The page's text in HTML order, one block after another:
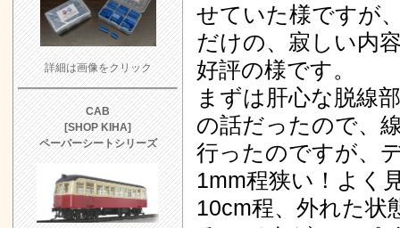
せていた様ですが
だけの、寂しい内
好評の様です。
まずは肝心な脱線
の話だったので、
行ったのですが、
1mm程狭い！よく
10cm程、外れた
詳細は画像をクリック
CAB
[SHOP KIHA]
ペーパーシートシリーズ